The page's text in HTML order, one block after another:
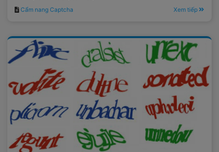
Cẩm nang Captcha
Xem tiếp